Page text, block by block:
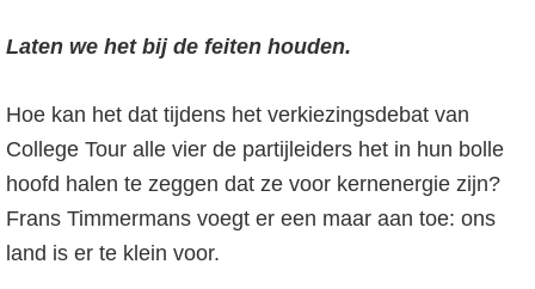
n
a
v
g
s
e
s
d
e
Laten we het bij de feiten houden.
Hoe kan het dat tijdens het verkiezingsdebat van
College Tour alle vier de partijleiders het in hun bolle
hoofd halen te zeggen dat ze voor kernenergie zijn?
Frans Timmermans voegt er een maar aan toe: ons
land is er te klein voor.